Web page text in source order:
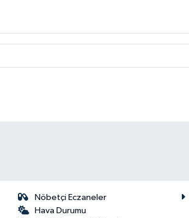
Nöbetçi Eczaneler
Hava Durumu